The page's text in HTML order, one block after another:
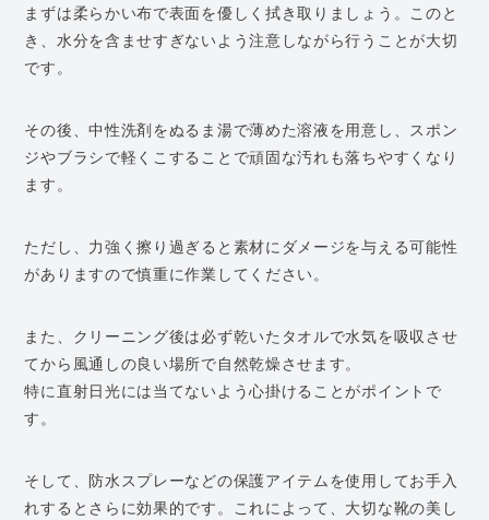
まずは柔らかい布で表面を優しく拭き取りましょう。このと
き、水分を含ませすぎないよう注意しながら行うことが大切
です。
その後、中性洗剤をぬるま湯で薄めた溶液を用意し、スポン
ジやブラシで軽くこすることで頑固な汚れも落ちやすくなり
ます。
ただし、力強く擦り過ぎると素材にダメージを与える可能性
がありますので慎重に作業してください。
また、クリーニング後は必ず乾いたタオルで水気を吸収させ
てから風通しの良い場所で自然乾燥させます。
特に直射日光には当てないよう心掛けることがポイントで
す。
そして、防水スプレーなどの保護アイテムを使用してお手入
れするとさらに効果的です。これによって、大切な靴の美し